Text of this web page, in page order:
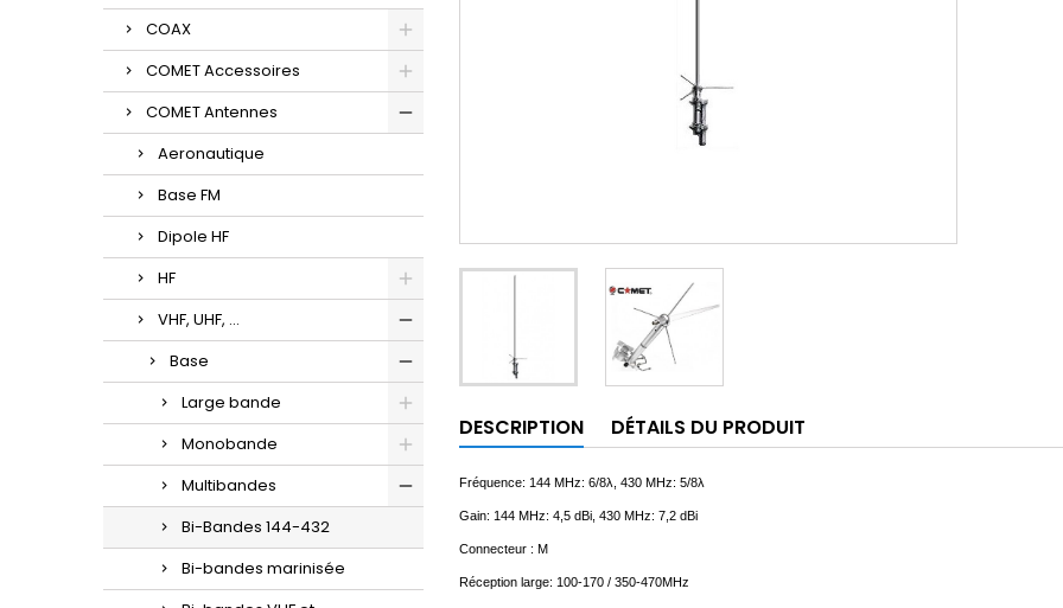
COAX
COMET Accessoires
COMET Antennes
Aeronautique
Base FM
Dipole HF
HF
VHF, UHF, ...
Base
Large bande
Monobande
Multibandes
Bi-Bandes 144-432
Bi-bandes marinisée
DESCRIPTION DÉTAILS DU PRODUIT
Fréquence: 144 MHz: 6/8λ, 430 MHz: 5/8λ
Gain: 144 MHz: 4,5 dBi, 430 MHz: 7,2 dBi
Connecteur : M
Réception large: 100-170 / 350-470MHz